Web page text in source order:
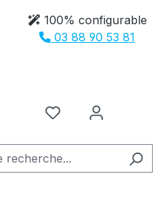
100% configurable
03 88 90 53 81
Vous avez 0